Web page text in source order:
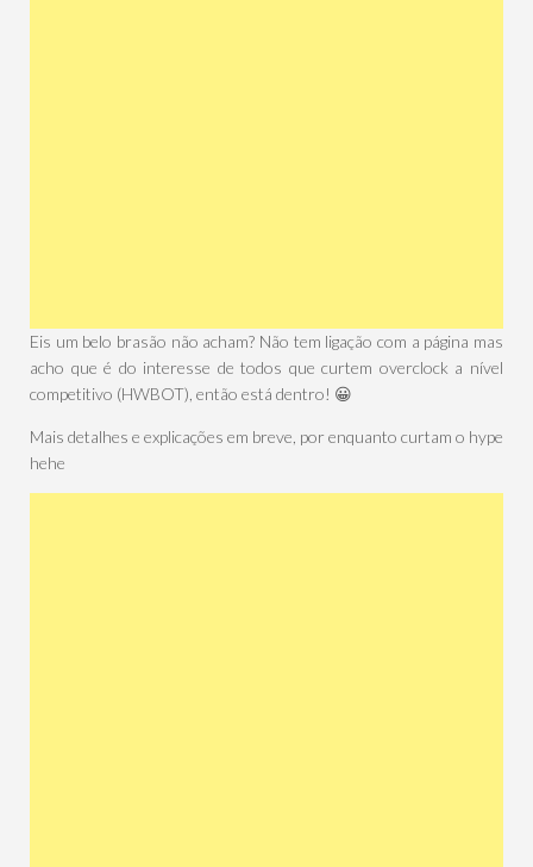
Eis um belo brasão não acham? Não tem ligação com a página mas
acho que é do interesse de todos que curtem overclock a nível
competitivo (HWBOT), então está dentro! 😀
Mais detalhes e explicações em breve, por enquanto curtam o hype
hehe